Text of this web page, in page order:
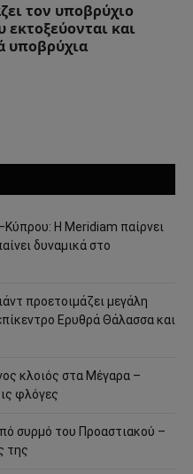
τον υποβρύχιο
και
υποβρύχια
Η Meridiam παίρνει
δυναμικά στο
προετοιμάζει μεγάλη
Ερυθρά Θάλασσα και
κλοιός στα Μέγαρα –
φλόγες
συρμό του Προαστιακού –
της